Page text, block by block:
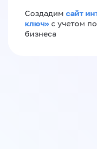
Создадим сайт
ключ» с учетом
бизнеса